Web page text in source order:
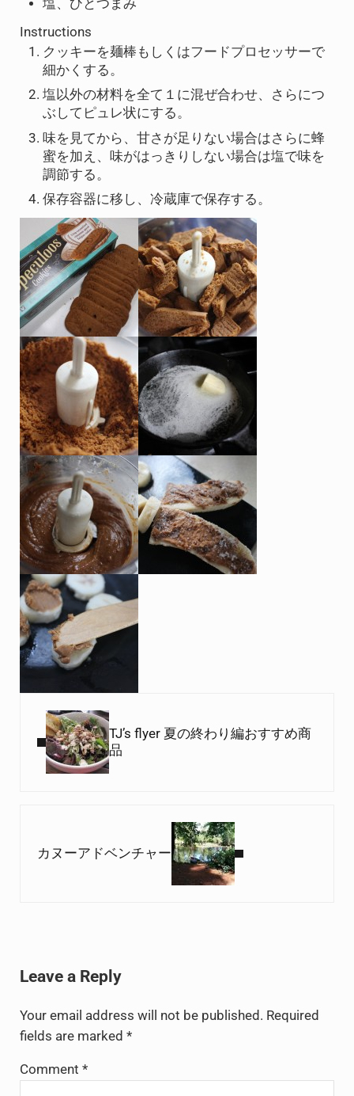
塩、ひとつまみ
Instructions
クッキーを麺棒もしくはフードプロセッサーで
細かくする。
塩以外の材料を全て１に混ぜ合わせ、さらにつ
ぶしてピュレ状にする。
味を見てから、甘さが足りない場合はさらに蜂
蜜を加え、味がはっきりしない場合は塩で味を
調節する。
保存容器に移し、冷蔵庫で保存する。
TJ’s flyer 夏の終わり編おすすめ商
品
カヌーアドベンチャー
Leave a Reply
Your email address will not be published. Required
fields are marked *
Comment *